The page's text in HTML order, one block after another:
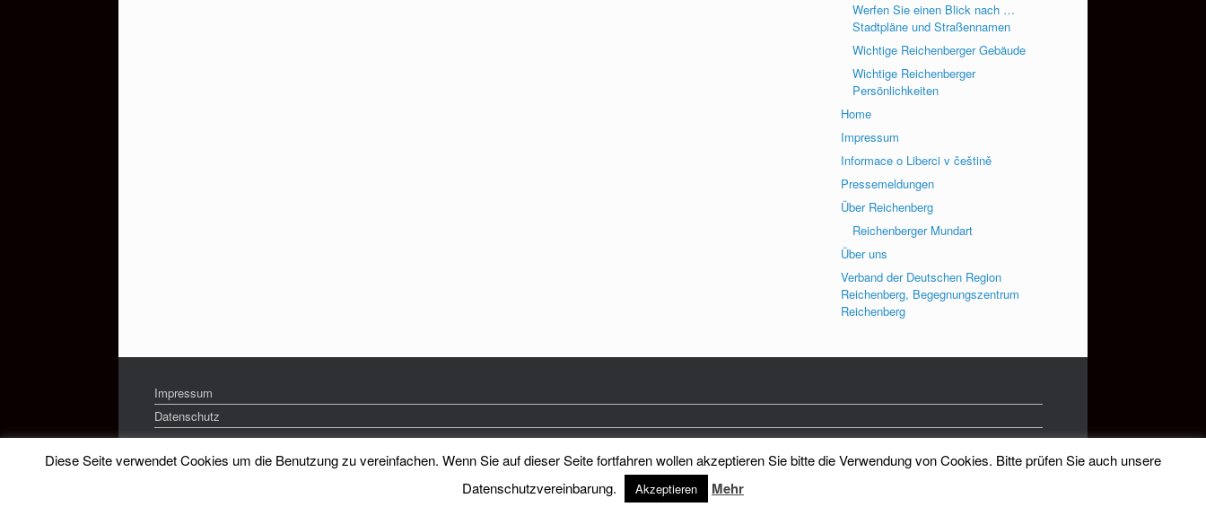
Werfen Sie einen Blick nach …
Stadtpläne und Straßennamen
Wichtige Reichenberger Gebäude
Wichtige Reichenberger
Persönlichkeiten
Home
Impressum
Informace o Liberci v češtině
Pressemeldungen
Über Reichenberg
Reichenberger Mundart
Über uns
Verband der Deutschen Region
Reichenberg, Begegnungszentrum
Reichenberg
Impressum
Datenschutz
Heimatkreis Reichenberg Stadt und Land e.V. Theme bySiteOrigin
Diese Seite verwendet Cookies um die Benutzung zu vereinfachen. Wenn Sie auf dieser Seite fortfahren wollen akzeptieren Sie bitte die Verwendung von Cookies. Bitte prüfen Sie auch unsere
Datenschutzvereinbarung.
Akzeptieren Mehr